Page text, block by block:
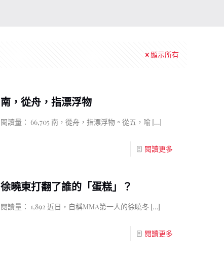
顯示所有
南，從舟，指漂浮物
閱讀量： 66,705 南，從舟，指漂浮物。從五，喻 […]
閱讀更多
徐曉東打翻了誰的「蛋糕」？
閱讀量： 1,892 近日，自稱MMA第一人的徐曉冬 […]
閱讀更多